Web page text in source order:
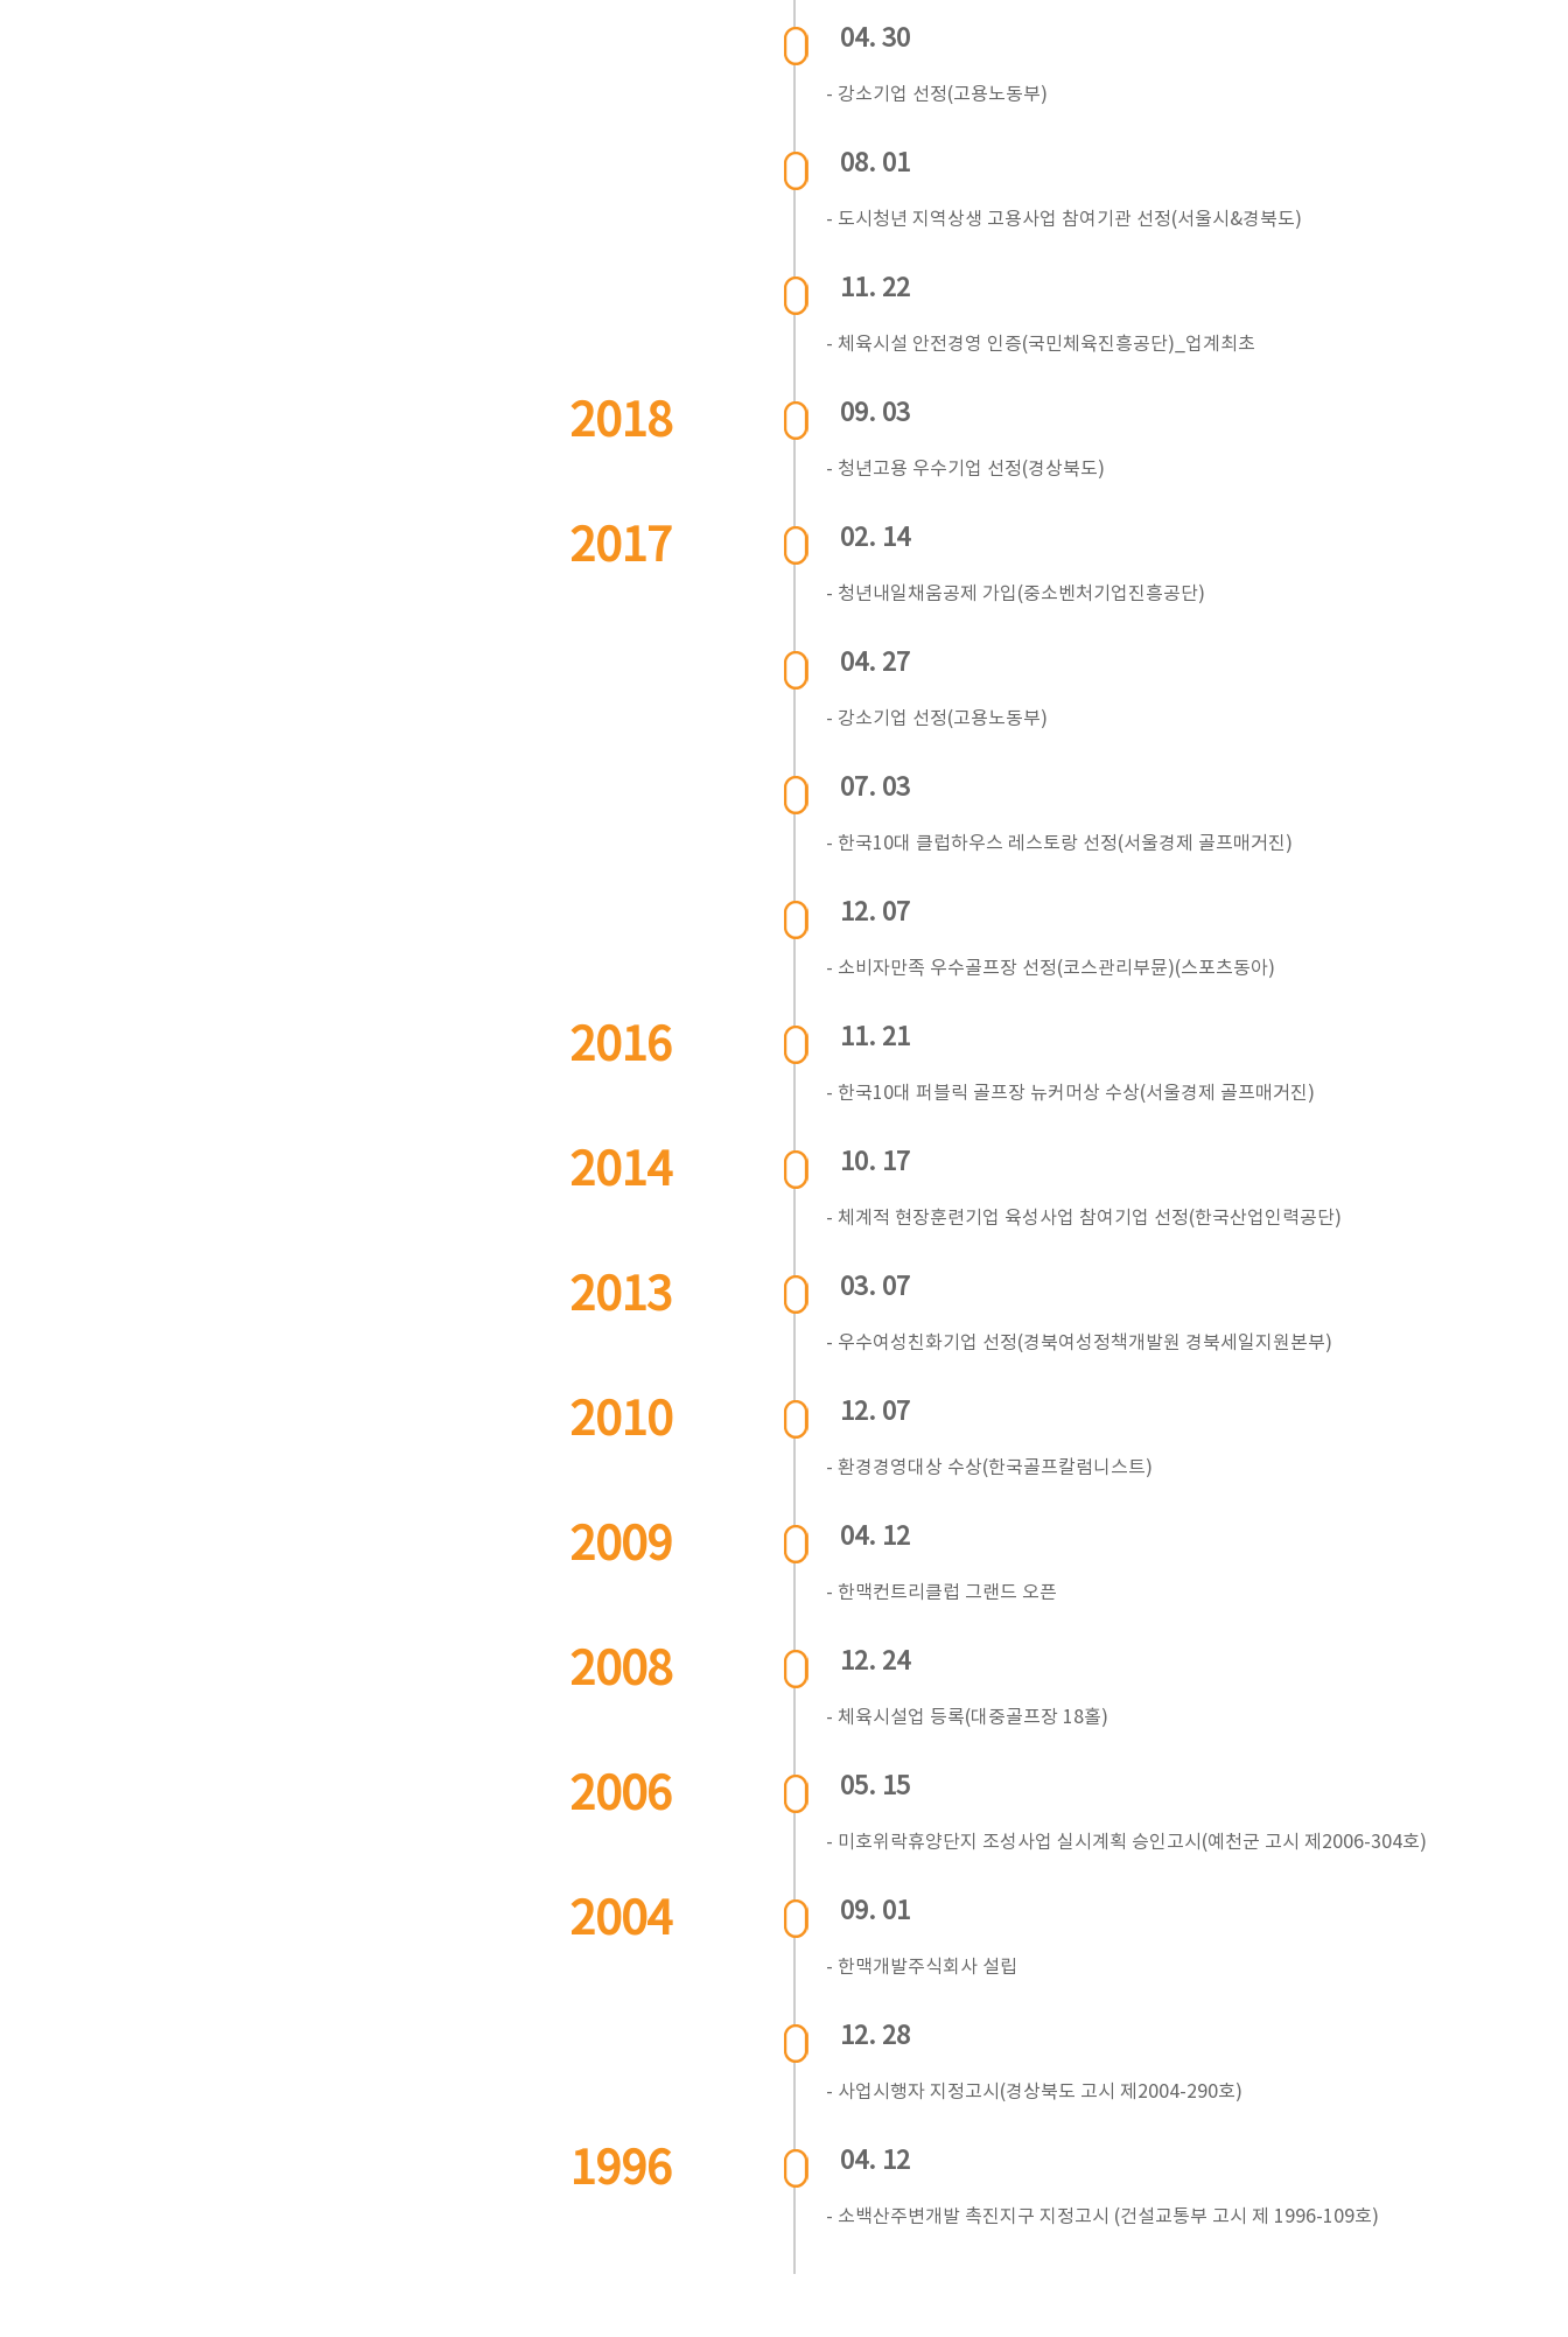
04. 30
- 강소기업 선정(고용노동부)
08. 01
- 도시청년 지역상생 고용사업 참여기관 선정(서울시&경북도)
11. 22
- 체육시설 안전경영 인증(국민체육진흥공단)_업계최초
2018 09. 03
- 청년고용 우수기업 선정(경상북도)
2017 02. 14
- 청년내일채움공제 가입(중소벤처기업진흥공단)
04. 27
- 강소기업 선정(고용노동부)
07. 03
- 한국10대 클럽하우스 레스토랑 선정(서울경제 골프매거진)
12. 07
- 소비자만족 우수골프장 선정(코스관리부뮨)(스포츠동아)
2016 11. 21
- 한국10대 퍼블릭 골프장 뉴커머상 수상(서울경제 골프매거진)
2014 10. 17
- 체계적 현장훈련기업 육성사업 참여기업 선정(한국산업인력공단)
2013 03. 07
- 우수여성친화기업 선정(경북여성정책개발원 경북세일지원본부)
2010 12. 07
- 환경경영대상 수상(한국골프칼럼니스트)
2009 04. 12
- 한맥컨트리클럽 그랜드 오픈
2008 12. 24
- 체육시설업 등록(대중골프장 18홀)
2006 05. 15
- 미호위락휴양단지 조성사업 실시계획 승인고시(예천군 고시 제2006-304호)
2004 09. 01
- 한맥개발주식회사 설립
12. 28
- 사업시행자 지정고시(경상북도 고시 제2004-290호)
1996 04. 12
- 소백산주변개발 촉진지구 지정고시 (건설교통부 고시 제 1996-109호)